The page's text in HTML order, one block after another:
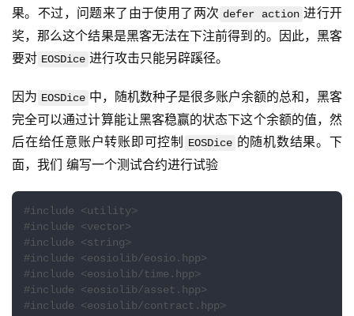
果。不过，问题来了由于使用了两次 defer action 进行开
奖，那么这个结果是黑客无法在下注前得到的。因此，黑客
要对 EOSDice 进行攻击只能另辟蹊径。
因为 EOSDice 中，随机数种子是很多账户余额的总和，黑客
完全可以通过计算能让黑客稳赢的状态下这个余额的值，然
后在给任意账户转账即可控制
EOSDice 的随机数结果。下
面，我们 编写一个测试合约进行试验
#include <utility>
#include <vector>
#include <string>
#include <eosiolib/eosio.hpp>
#include <eosiolib/time.hpp>
#include <eosiolib/asset.hpp>
#include <eosiolib/contract.hpp>